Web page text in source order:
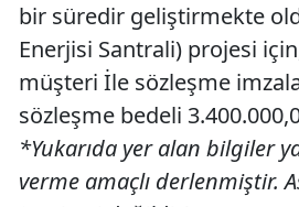
bir süredir geliştirmekte
Enerjisi Santrali) projesi
müşteri İle sözleşme
sözleşme bedeli
*Yukarıda yer alan bilgiler
verme amaçlı derlenmiştir.